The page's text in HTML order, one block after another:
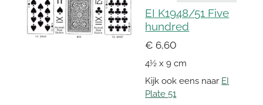
EI K1948/51 Five
hundred
€ 6,60
4½ x 9 cm
Kijk ook eens naar EI
Plate 51